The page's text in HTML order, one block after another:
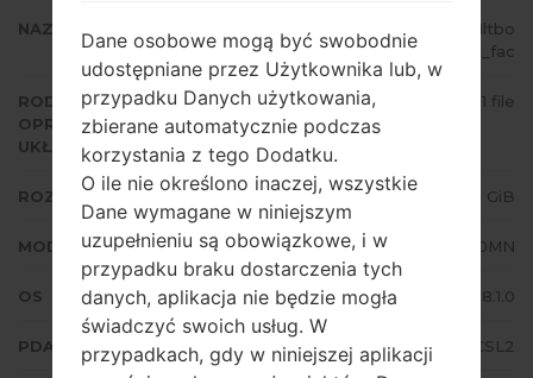
NAZWA PLIKU
SM-J710MN_1_20200127112054_1ltbo
bihou_fac
RODZAJ
OPROGRAMOWANIA
UKŁADOWEGO
1 file
ROZMIAR PLIKU 2.19 GiB
MODEL Samsung SM-J710MN
OS Android Oreo 8.1.0
PDA/AP WERSJA J710MNUBS4CSL2
Dane osobowe mogą być swobodnie
udostępniane przez Użytkownika lub, w
przypadku Danych użytkowania,
zbierane automatycznie podczas
korzystania z tego Dodatku.
O ile nie określono inaczej, wszystkie
Dane wymagane w niniejszym
uzupełnieniu są obowiązkowe, i w
przypadku braku dostarczenia tych
danych, aplikacja nie będzie mogła
świadczyć swoich usług. W
przypadkach, gdy w niniejszej aplikacji